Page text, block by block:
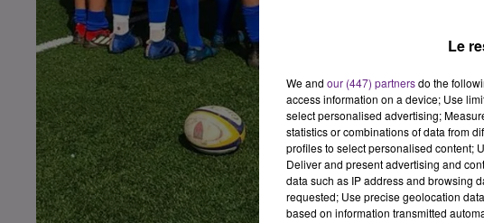
Le
We and our (447) partnersdo the
access information on a device; Use
select personalised advertising;
statistics or combinations of data from
profiles to select personalised content;
Deliver and present advertising and
data such as IP address and browsing
requested; Use precise geolocation
based on information transmitted